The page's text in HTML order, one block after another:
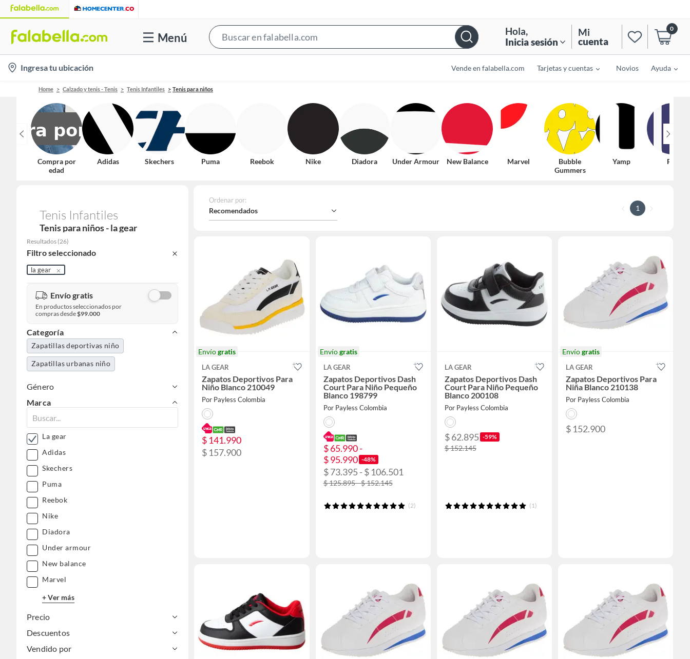
Menú
Bar
Hola,
Inicia sesión
Mi
cuenta
0
location-
icon
Ingresa tu ubicación Vende en falabella.com Tarjetas y cuentas Novios Ayuda
Home Calzado y tenis - Tenis Tenis Infantiles Tenis para niños
Compra por
edad
Adidas Skechers Puma Reebok Nike Diadora Under Armour New Balance Marvel
Bubble
Gummers
Yamp Fila
Tenis Infantiles
Tenis para niños - la gear
Resultados (26)
Filtro seleccionado
la gear
Envío gratis
En productos seleccionados por
compras desde$99.000
Categoría
Zapatillas deportivas niño
Zapatillas urbanas niño
Género
Marca
La gear
Adidas
Skechers
Puma
Reebok
Nike
Diadora
Under armour
New balance
Marvel
+ Ver más
Precio
Descuentos
Vendido por
Ordenar por:
Recomendados 1
Envíogratis
LA GEAR
Zapatos Deportivos Para
Niño Blanco 210049
Por Payless Colombia
$ 141.990
$ 157.900
Envíogratis
LA GEAR
Zapatos Deportivos Dash
Court Para Niño Pequeño
Blanco 198799
Por Payless Colombia
$ 65.990 -
$ 95.990 -48%
$ 73.395 - $ 106.501
$ 125.895 - $ 152.145
(2)
LA GEAR
Zapatos Deportivos Dash
Court Para Niño Pequeño
Blanco 200108
Por Payless Colombia
$ 62.895 -59%
$ 152.145
(1)
Envíogratis
LA GEAR
Zapatos Deportivos Para
Niña Blanco 210138
Por Payless Colombia
$ 152.900